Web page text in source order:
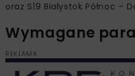
oraz S19 Białystok Północ –
Wymagane
REKLAMA